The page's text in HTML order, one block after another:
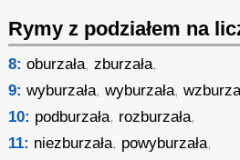
Rymy z podziałem na
8: oburzała,zburzała,
9: wyburzała,wyburzała,
10: podburzała, rozburzała,
11: niezburzała, powyburzała,